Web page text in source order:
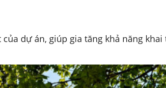
dự án, giúp gia tăng khả năng khai